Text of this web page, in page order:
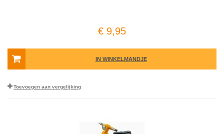
€ 9,95
IN WINKELMANDJE
Toevoegen aan vergelijking